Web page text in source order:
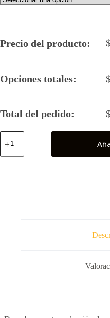
Precio del producto:
Opciones totales:
Total del pedido:
Haikyuu
Visita